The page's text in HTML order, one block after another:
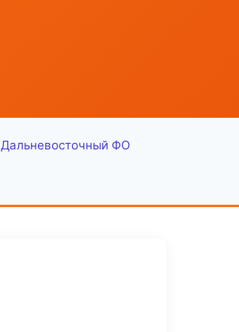
Дальневосточный ФО